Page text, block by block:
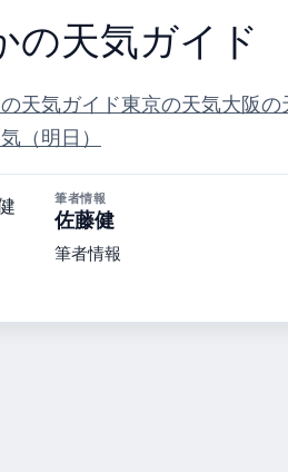
の天気ガイド
天気ガイド東京の天気大阪の
（明日）
筆者情報
佐藤健
筆者情報